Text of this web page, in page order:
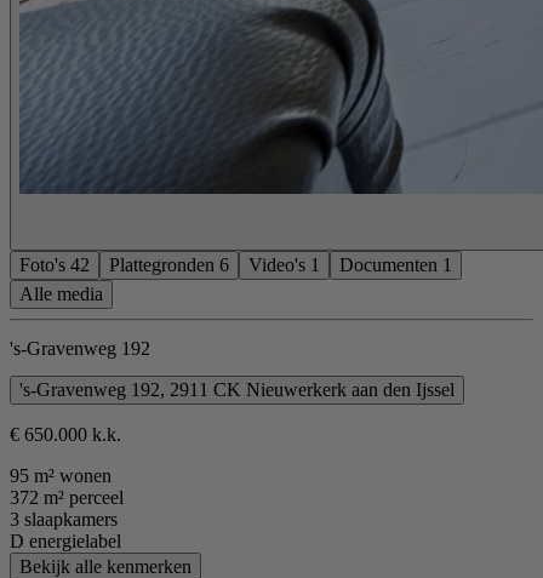
Foto's 42 Plattegronden 6 Video's 1 Documenten 1
Alle media
's-Gravenweg 192
's-Gravenweg 192, 2911 CK Nieuwerkerk aan den Ijssel
€ 650.000 k.k.
95 m² wonen
372 m² perceel
3 slaapkamers
D energielabel
Bekijk alle kenmerken